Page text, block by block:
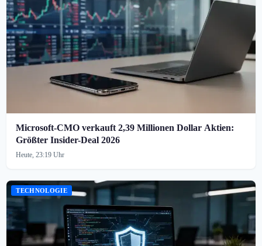
Microsoft-CMO verkauft 2,39 Millionen Dollar Aktien:
Größter Insider-Deal 2026
Heute, 23:19 Uhr
TECHNOLOGIE